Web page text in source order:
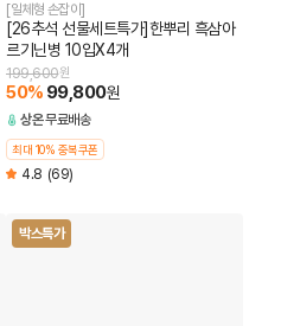
[일체형 손잡이]
[26추석 선물세트특가]한뿌리 흑삼아
르기닌병 10입X4개
199,600원
50% 99,800원
상온무료배송
최대 10% 중복쿠폰
4.8 (69)
박스특가